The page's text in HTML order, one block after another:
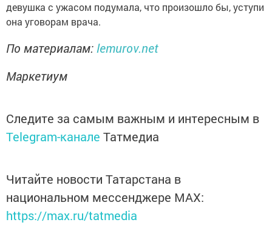
девушка с ужасом подумала, что произошло бы, уступи
она уговорам врача.
По материалам: lemurov.net
Маркетиум
Следите за самым важным и интересным в
Telegram-канале Татмедиа
Читайте новости Татарстана в
национальном мессенджере MАХ:
https://max.ru/tatmedia